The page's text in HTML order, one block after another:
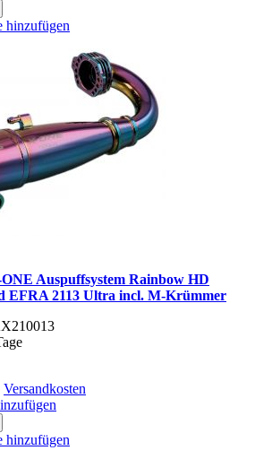
hinzufügen
Auspuffsystem Rainbow HD
EFRA 2113 Ultra incl. M-Krümmer
Versandkosten
hinzufügen